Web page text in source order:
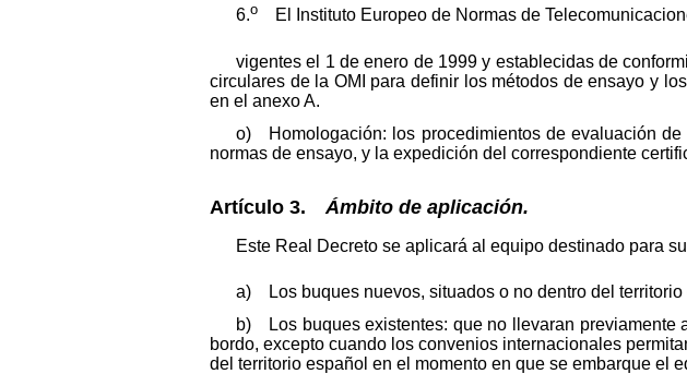
6.o El Instituto Europeo de Normas de
vigentes el 1 de enero de 1999 y establecidas de
circulares de la OMI para definir los métodos de ensayo y
en el anexo A.
o) Homologación: los procedimientos de evaluación
normas de ensayo, y la expedición del correspondiente
Artículo 3. Ámbito de aplicación.
Este Real Decreto se aplicará al equipo destinado para
a) Los buques nuevos, situados o no dentro del
b) Los buques existentes: que no llevaran previamente
bordo, excepto cuando los convenios internacionales
del territorio español en el momento en que se embarque el